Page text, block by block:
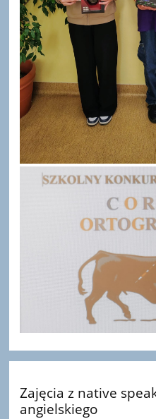
Zajęcia z native
angielskiego